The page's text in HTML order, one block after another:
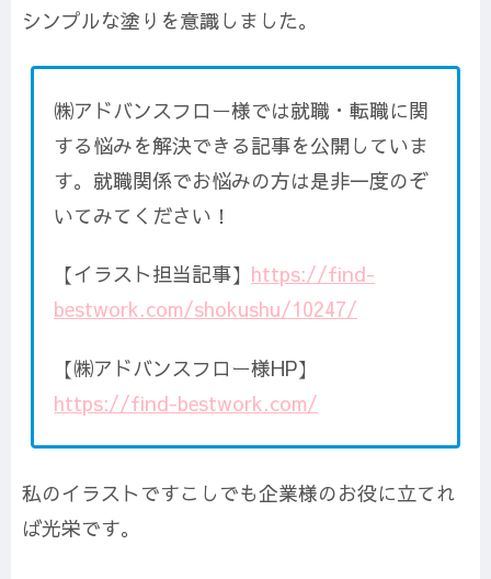
シンプルな塗りを意識しました。
㈱アドバンスフロー様では就職・転職に関
する悩みを解決できる記事を公開していま
す。就職関係でお悩みの方は是非一度のぞ
いてみてください！
【イラスト担当記事】 https://find-
bestwork.com/shokushu/10247/
【㈱アドバンスフロー様HP】
https://find-bestwork.com/
私のイラストですこしでも企業様のお役に立てれ
ば光栄です。